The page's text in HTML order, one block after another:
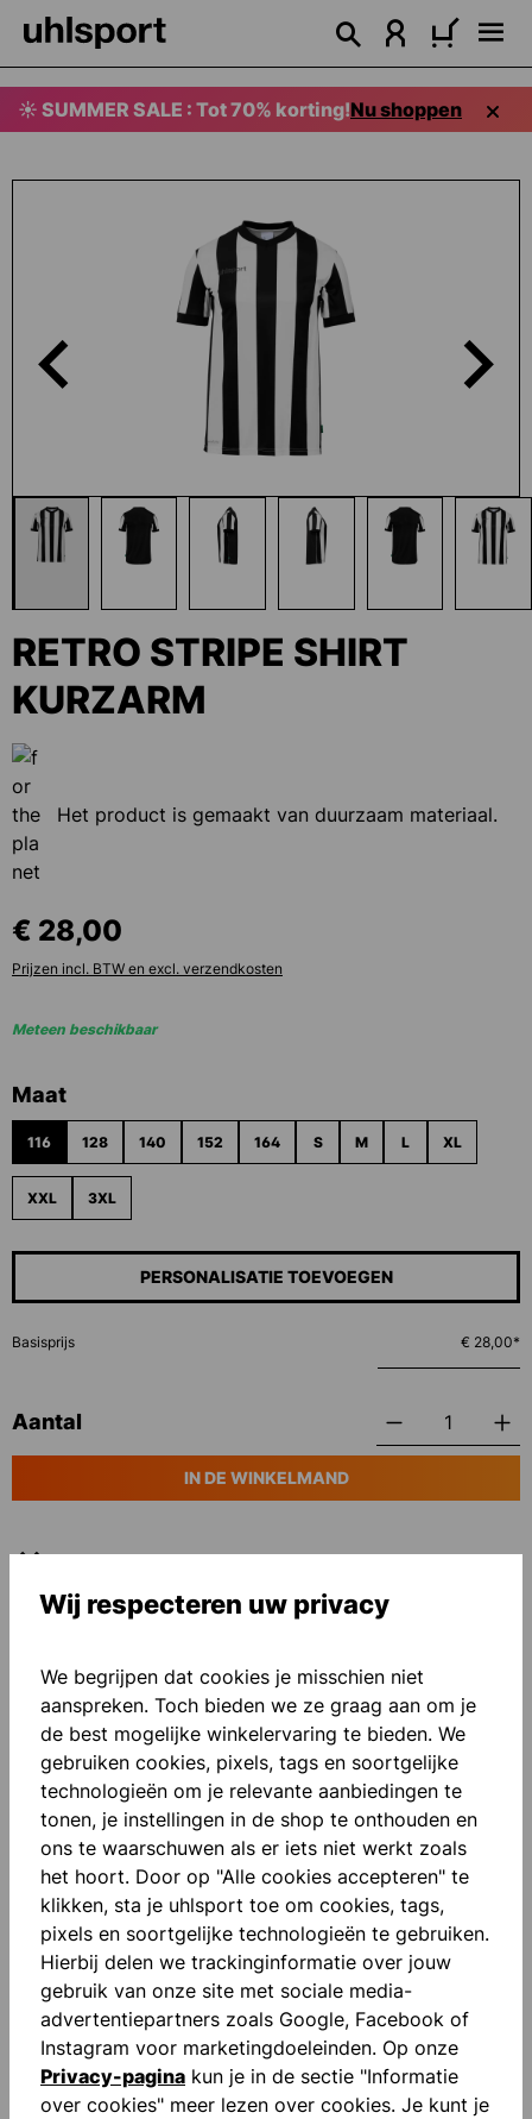
☀️ SUMMER SALE : Tot 70% korting!Nu shoppen
RETRO STRIPE SHIRT
KURZARM
Het product is gemaakt van duurzaam materiaal.
€ 28,00
Prijzen incl. BTW en excl. verzendkosten
Meteen beschikbaar
Selecteer
Maat
116 128 140 152 164 S M L XL
XXL 3XL
PERSONALISATIE TOEVOEGEN
Basisprijs € 28,00*
Aantal
IN DE WINKELMAND
Beschrijving
Geribbelde manchetten aan de mouwen "FOR THE
PLANET" Bedrukte letters Sublimatie bedrukking V-
Hals Unisex s…Meer
Beoordelingen
Productgalerij overslaan
Similar Items
Wij respecteren uw privacy
We begrijpen dat cookies je misschien niet
aanspreken. Toch bieden we ze graag aan om je
de best mogelijke winkelervaring te bieden. We
gebruiken cookies, pixels, tags en soortgelijke
technologieën om je relevante aanbiedingen te
tonen, je instellingen in de shop te onthouden en
ons te waarschuwen als er iets niet werkt zoals
het hoort. Door op "Alle cookies accepteren" te
klikken, sta je uhlsport toe om cookies, tags,
pixels en soortgelijke technologieën te gebruiken.
Hierbij delen we trackinginformatie over jouw
gebruik van onze site met sociale media-
advertentiepartners zoals Google, Facebook of
Instagram voor marketingdoeleinden. Op onze
Privacy-pagina kun je in de sectie "Informatie
over cookies" meer lezen over cookies. Je kunt je